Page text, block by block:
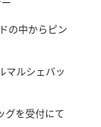
の中からピン
ルシェバッ
グを受付にて